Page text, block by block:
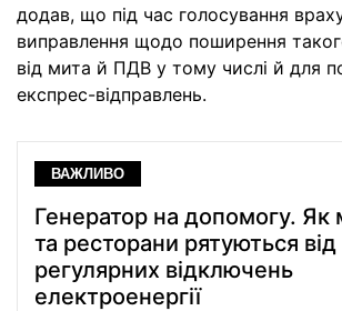
додав, що під час голосування
виправлення щодо поширення
від мита й ПДВ у тому числі й для
експрес-відправлень.
ВАЖЛИВО
Генератор на допомогу. Як
та ресторани рятуються від
регулярних відключень
електроенергії